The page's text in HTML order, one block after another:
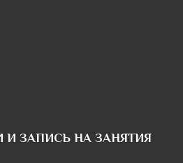
И ЗАПИСЬ НА ЗАНЯТИЯ